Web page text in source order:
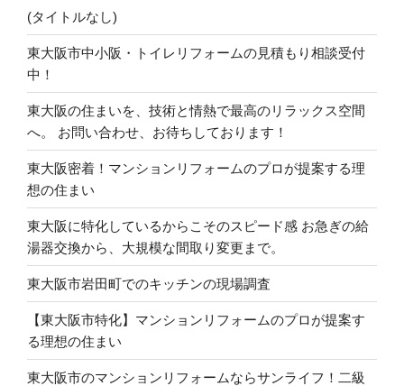
(タイトルなし)
東大阪市中小阪・トイレリフォームの見積もり相談受付
中！
東大阪の住まいを、技術と情熱で最高のリラックス空間
へ。 お問い合わせ、お待ちしております！
東大阪密着！マンションリフォームのプロが提案する理
想の住まい
東大阪に特化しているからこそのスピード感 お急ぎの給
湯器交換から、大規模な間取り変更まで。
東大阪市岩田町でのキッチンの現場調査
【東大阪市特化】マンションリフォームのプロが提案す
る理想の住まい
東大阪市のマンションリフォームならサンライフ！二級